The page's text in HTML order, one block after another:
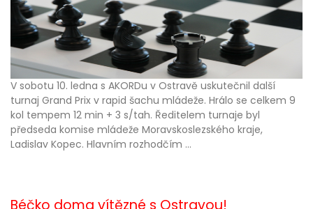
V sobotu 10. ledna s AKORDu v Ostravě uskutečnil další
turnaj Grand Prix v rapid šachu mládeže. Hrálo se celkem 9
kol tempem 12 min + 3 s/tah. Ředitelem turnaje byl
předseda komise mládeže Moravskoslezského kraje,
Ladislav Kopec. Hlavním rozhodčím ...